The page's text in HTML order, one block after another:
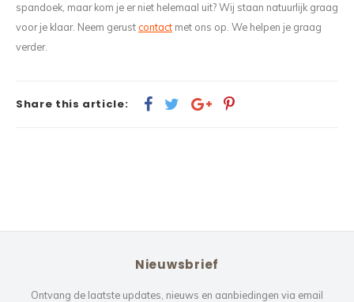
spandoek, maar kom je er niet helemaal uit? Wij staan natuurlijk graag
voor je klaar. Neem gerust contact met ons op. We helpen je graag
verder.
Share this article:
Nieuwsbrief
Ontvang de laatste updates, nieuws en aanbiedingen via email